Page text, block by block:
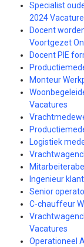
Specialist
2024
Docent
Voortgezet
Docent PIE
Monteur
Vacatures
Logistiek
Ingenieur
Senior
C-chauffeur
Vacatures
Operationeel